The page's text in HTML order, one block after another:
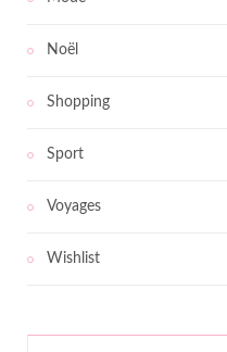
Noël
Shopping
Sport
Voyages
Wishlist